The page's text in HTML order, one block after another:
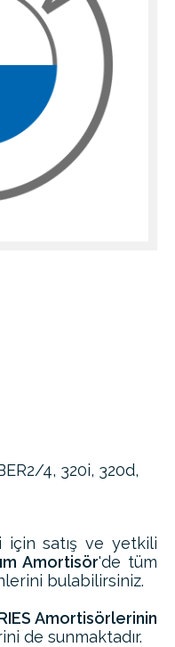
4, 320i, 320d,
için satış ve yetkili
Amortisör'de tüm
bulabilirsiniz.
Amortisörlerinin
de sunmaktadır.